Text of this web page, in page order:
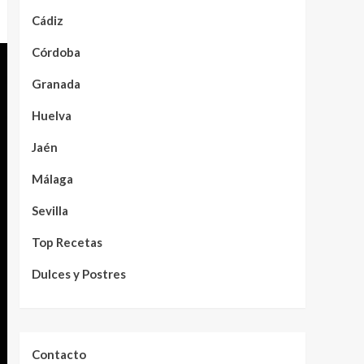
Cádiz
Córdoba
Granada
Huelva
Jaén
Málaga
Sevilla
Top Recetas
Dulces y Postres
Contacto